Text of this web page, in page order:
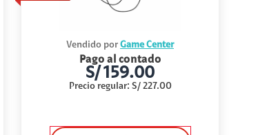
Vendido por Game Center
Pago al contado
S/159.00
Precio regular: S/ 227.00